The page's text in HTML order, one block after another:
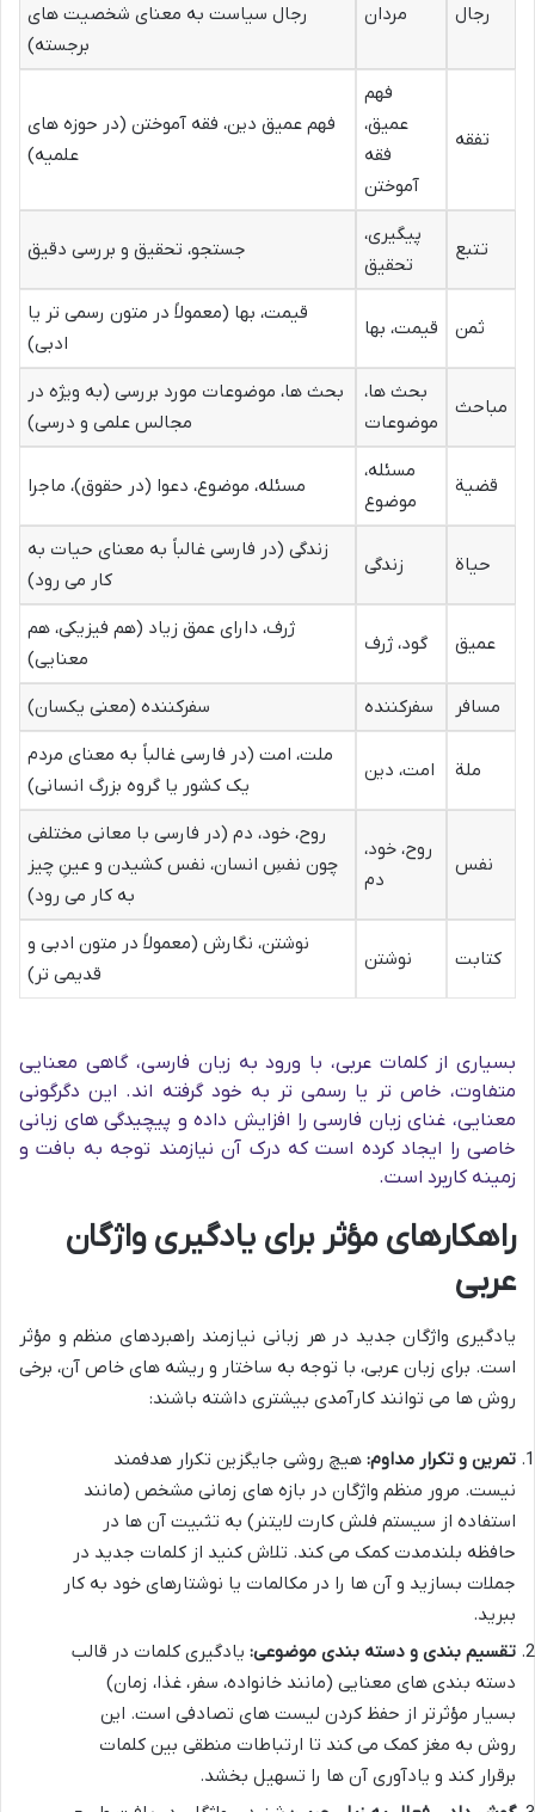
رجال مردان
رجال سیاست به معنای شخصیت های
برجسته)
تفقه
فهم
عمیق،
فقه
آموختن
فهم عمیق دین، فقه آموختن (در حوزه های
علمیه)
تتبع
پیگیری،
تحقیق
جستجو، تحقیق و بررسی دقیق
ثمن قیمت، بها
قیمت، بها (معمولاً در متون رسمی تر یا
ادبی)
مباحث
بحث ها،
موضوعات
بحث ها، موضوعات مورد بررسی (به ویژه در
مجالس علمی و درسی)
قضیة
مسئله،
موضوع
مسئله، موضوع، دعوا (در حقوق)، ماجرا
حیاة زندگی
زندگی (در فارسی غالباً به معنای حیات به
کار می رود)
عمیق گود، ژرف
ژرف، دارای عمق زیاد (هم فیزیکی، هم
معنایی)
مسافر
سفرکننده سفرکننده (معنی یکسان)
ملة امت، دین
ملت، امت (در فارسی غالباً به معنای مردم
یک کشور یا گروه بزرگ انسانی)
نفس
روح، خود،
دم
روح، خود، دم (در فارسی با معانی مختلفی
چون نفسِ انسان، نفس کشیدن و عینِ چیز
به کار می رود)
کتابت نوشتن
نوشتن، نگارش (معمولاً در متون ادبی و
قدیمی تر)
بسیاری از کلمات عربی، با ورود به زبان فارسی، گاهی معنایی
متفاوت، خاص تر یا رسمی تر به خود گرفته اند. این دگرگونی
معنایی، غنای زبان فارسی را افزایش داده و پیچیدگی های زبانی
خاصی را ایجاد کرده است که درک آن نیازمند توجه به بافت و
زمینه کاربرد است.
راهکارهای مؤثر برای یادگیری واژگان
عربی
یادگیری واژگان جدید در هر زبانی نیازمند راهبردهای منظم و مؤثر
است. برای زبان عربی، با توجه به ساختار و ریشه های خاص آن، برخی
روش ها می توانند کارآمدی بیشتری داشته باشند:
تمرین و تکرار مداوم: هیچ روشی جایگزین تکرار هدفمند
نیست. مرور منظم واژگان در بازه های زمانی مشخص (مانند
استفاده از سیستم فلش کارت لایتنر) به تثبیت آن ها در
حافظه بلندمدت کمک می کند. تلاش کنید از کلمات جدید در
جملات بسازید و آن ها را در مکالمات یا نوشتارهای خود به کار
ببرید.
تقسیم بندی و دسته بندی موضوعی: یادگیری کلمات در قالب
دسته بندی های معنایی (مانند خانواده، سفر، غذا، زمان)
بسیار مؤثرتر از حفظ کردن لیست های تصادفی است. این
روش به مغز کمک می کند تا ارتباطات منطقی بین کلمات
برقرار کند و یادآوری آن ها را تسهیل بخشد.